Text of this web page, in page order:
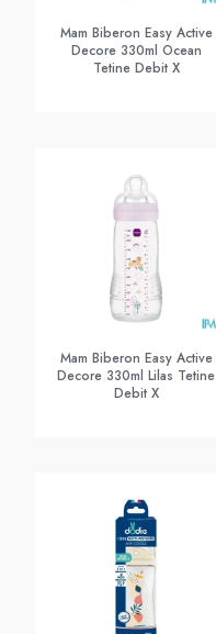
Mam Biberon Easy Active
Decore 330ml Ocean
Tetine Debit X
Mam Biberon Easy Active
Decore 330ml Lilas Tetine
Debit X